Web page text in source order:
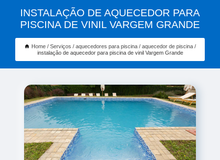
INSTALAÇÃO DE AQUECEDOR PARA
PISCINA DE VINIL VARGEM GRANDE
Home Serviços aquecedores para piscina
aquecedor de piscina
instalação de aquecedor para piscina de vinil Vargem Grande